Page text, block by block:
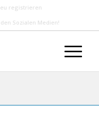
registrieren
Sozialen Medien!